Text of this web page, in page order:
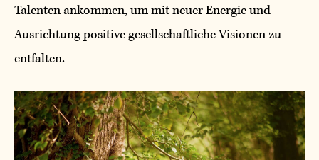
Talenten ankommen, um mit neuer Energie und
Ausrichtung positive gesellschaftliche Visionen zu
entfalten.